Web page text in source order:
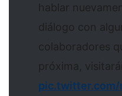
hablar
diálogo con
colaboradores
próxima,